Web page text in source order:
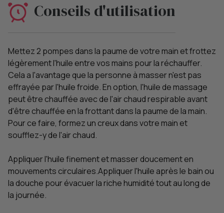
Conseils d'utilisation
Mettez 2 pompes dans la paume de votre main et frottez
légèrement l'huile entre vos mains pour la réchauffer.
Cela a l'avantage que la personne à masser n'est pas
effrayée par l'huile froide. En option, l'huile de massage
peut être chauffée avec de l'air chaud respirable avant
d'être chauffée en la frottant dans la paume de la main.
Pour ce faire, formez un creux dans votre main et
soufflez-y de l'air chaud.
Appliquer l'huile finement et masser doucement en
mouvements circulaires.Appliquer l'huile après le bain ou
la douche pour évacuer la riche humidité tout au long de
la journée.